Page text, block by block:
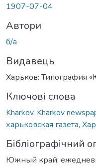
1907-07-04
Автори
б/а
Видавець
Харьков: Типография
Ключові слова
Kharkov, Kharkov
харьковская газета,
Бібліографічний
Южный край: